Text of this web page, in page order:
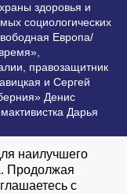
здоровья и
социологических
Европа/
правозащитник
и Сергей
Денис
Дарья
Любое
при условии
наилучшего
Продолжая
с